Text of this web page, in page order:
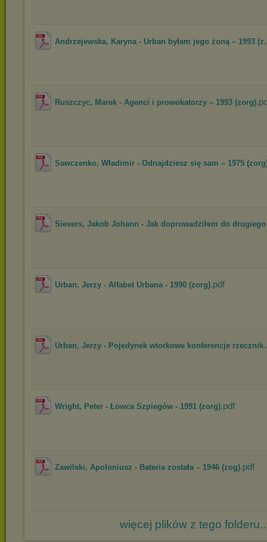
Andrzejewska, Karyna - Urban byłam jego żoną – 1993
Ruszczyc, Marek - Agenci i prowokatorzy – 1993 (zorg)
Sawczenko, Władimir - Odnajdziesz się sam – 1975
Sievers, Jakob Johann - Jak doprowadziłem do
Urban, Jerzy - Alfabet Urbana - 1990 (zorg).pdf
Urban, Jerzy - Pojedynek wtorkowe konferencje
Wright, Peter - Łowca Szpiegów - 1991 (zorg).pdf
Zawilski, Apoloniusz - Bateria została – 1946 (zog).pdf
więcej plików z tego